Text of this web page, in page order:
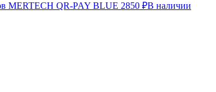
MERTECH QR-PAY BLUE 2850 ₽В наличии